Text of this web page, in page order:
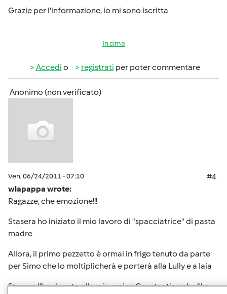
Grazie per l'informazione, io mi sono iscritta
In cima
Accedi o registrati per poter commentare
Anonimo (non verificato)
Ven, 06/24/2011 - 07:10
#4
wlapappa wrote:
Ragazze, che emozione!!!
Stasera ho iniziato il mio lavoro di "spacciatrice" di pasta
madre
Allora, il primo pezzetto è ormai in frigo tenuto da parte
per Simo che lo moltiplicherà e porterà alla Lully e a Iaia
Stasera l'ho donato alla mia amica Constantina che l'ha